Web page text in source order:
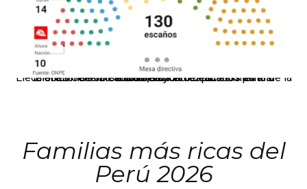
El JNE oficializó la distribución de escaños para la elección de 60 senadores y 130 diputados en las Elecciones Generales 2026, tras el restablecimiento de la Bicameralidad.
Familias más ricas del
Perú 2026